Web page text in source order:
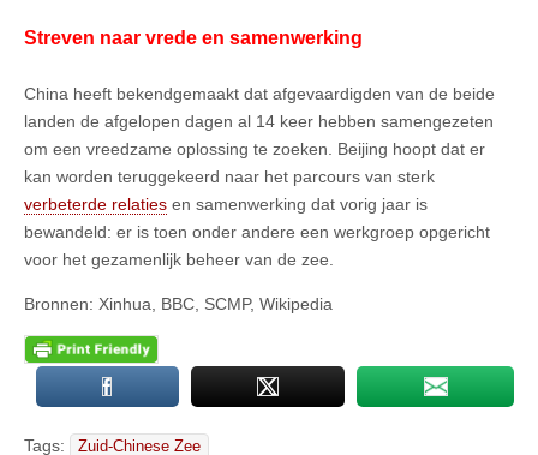
Streven naar vrede en samenwerking
China heeft bekendgemaakt dat afgevaardigden van de beide
landen de afgelopen dagen al 14 keer hebben samengezeten
om een vreedzame oplossing te zoeken. Beijing hoopt dat er
kan worden teruggekeerd naar het parcours van sterk
verbeterde relaties en samenwerking dat vorig jaar is
bewandeld: er is toen onder andere een werkgroep opgericht
voor het gezamenlijk beheer van de zee.
Bronnen: Xinhua, BBC, SCMP, Wikipedia
Tags: Zuid-Chinese Zee